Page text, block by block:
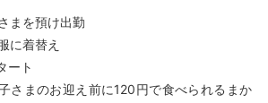
まを預け出勤
に着替え
ート
さまのお迎え前に120円で食べられるまか